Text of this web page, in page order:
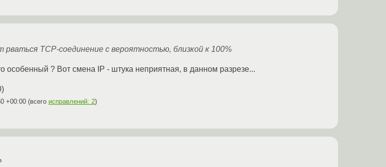
TCP-соединение с вероятностью, близкой к 100%
особенный ? Вот смена IP - штука неприятная, в данном разрезе...
)
+00:00 (всего исправлений: 2)